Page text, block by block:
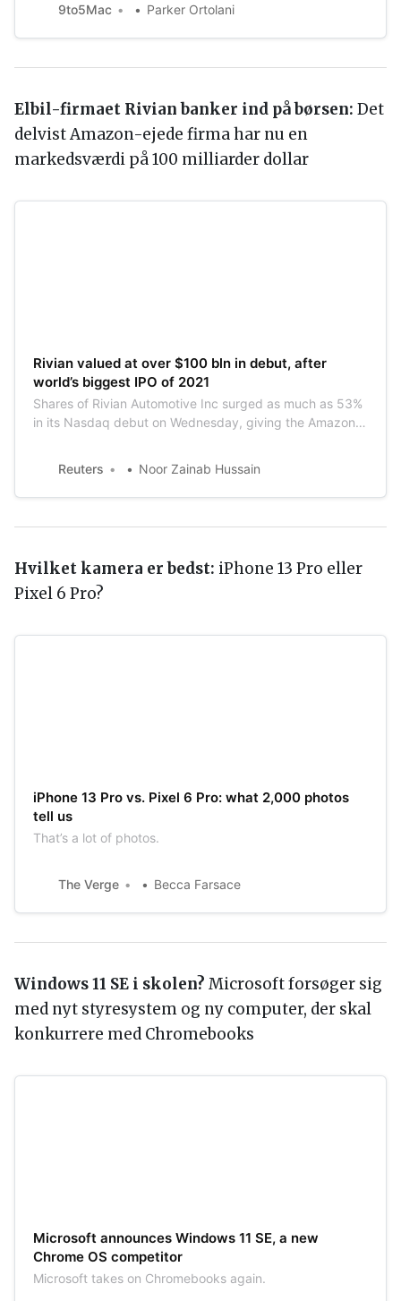
the interior of the car. The model explains design
decisions using helpful notes th…
9to5Mac Parker Ortolani
Elbil-firmaet Rivian banker ind på børsen: Det
delvist Amazon-ejede firma har nu en
markedsværdi på 100 milliarder dollar
Rivian valued at over $100 bln in debut, after
world’s biggest IPO of 2021
Shares of Rivian Automotive Inc surged as much as 53%
in its Nasdaq debut on Wednesday, giving the Amazon-
public offering this year.
Reuters Noor Zainab Hussain
Hvilket kamera er bedst: iPhone 13 Pro eller
Pixel 6 Pro?
iPhone 13 Pro vs. Pixel 6 Pro: what 2,000 photos
tell us
That’s a lot of photos.
The Verge Becca Farsace
Windows 11 SE i skolen? Microsoft forsøger sig
med nyt styresystem og ny computer, der skal
konkurrere med Chromebooks
Microsoft announces Windows 11 SE, a new
Chrome OS competitor
Microsoft takes on Chromebooks again.